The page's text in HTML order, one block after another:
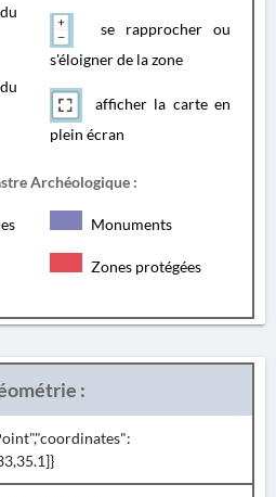
se rapprocher ou
s'éloigner de la zone
afficher la carte en
plein écran
Archéologique :
Monuments
Zones protégées
: